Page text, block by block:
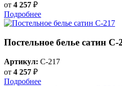
от 4 257 ₽
Подробнее
Постельное белье сатин С-
Артикул: C-217
от 4 257 ₽
Подробнее